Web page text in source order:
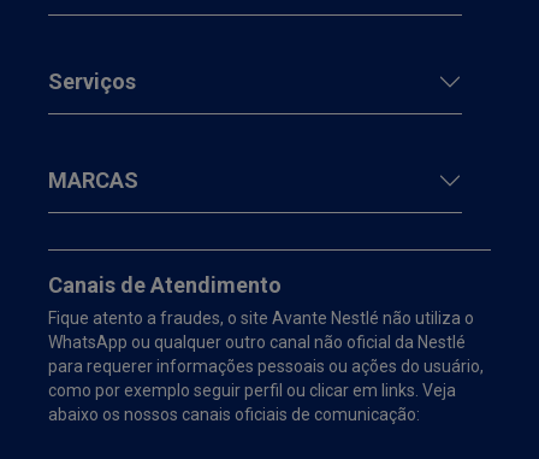
Serviços
MARCAS
Canais de Atendimento
Fique atento a fraudes, o site Avante Nestlé não utiliza o
WhatsApp ou qualquer outro canal não oficial da Nestlé
para requerer informações pessoais ou ações do usuário,
como por exemplo seguir perfil ou clicar em links. Veja
abaixo os nossos canais oficiais de comunicação: